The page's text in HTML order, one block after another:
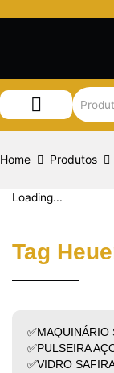
Home Produtos
Loading...
Tag
✅MAQUINÁRIO
✅PULSEIRA
✅VIDRO